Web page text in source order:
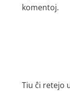
komentoj.
Tiu ĉi retejo